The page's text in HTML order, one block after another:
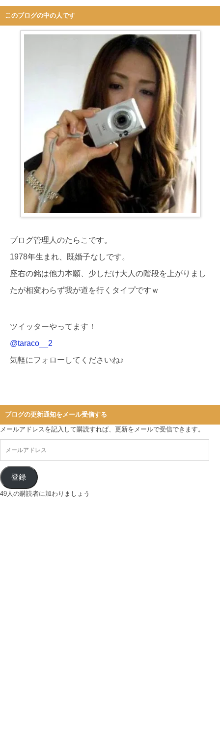
このブログの中の人です
ブログ管理人のたらこです。
1978年生まれ、既婚子なしです。
座右の銘は他力本願、少しだけ大人の階段を上がりまし
たが相変わらず我が道を行くタイプですｗ
ツイッターやってます！
@taraco__2
気軽にフォローしてくださいね♪
ブログの更新通知をメール受信する
メールアドレスを記入して購読すれば、更新をメールで受信できます。
登録
49人の購読者に加わりましょう